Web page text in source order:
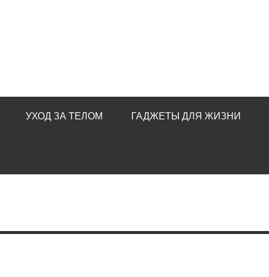
УХОД ЗА ТЕЛОМ ГАДЖЕТЫ ДЛЯ ЖИЗНИ